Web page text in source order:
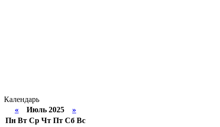
Календарь
« Июль 2025 »
Пн Вт Ср Чт Пт Сб Вс